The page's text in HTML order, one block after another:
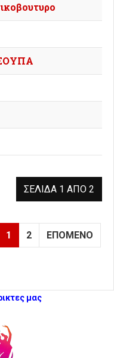
ΣΕΛΊΔΑ 1 ΑΠΌ 2
1 2 ΕΠΌΜΕΝΟ
μας